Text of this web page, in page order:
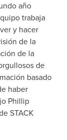
año
trabaja
y hacer
de la
de la
de
basado
haber
Phillip
STACK